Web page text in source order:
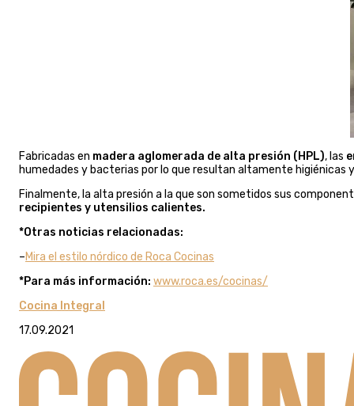
Fabricadas en madera aglomerada de alta presión (HPL), las
humedades y bacterias por lo que resultan altamente higiénicas
Finalmente, la alta presión a la que son sometidos sus
recipientes y utensilios calientes.
*Otras noticias relacionadas:
–Mira el estilo nórdico de Roca Cocinas
*Para más información: www.roca.es/cocinas/
Cocina Integral
17.09.2021